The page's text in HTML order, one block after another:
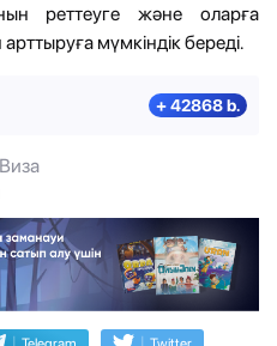
реттеуге және оларға
мүмкіндік береді.
+ 42868 b.